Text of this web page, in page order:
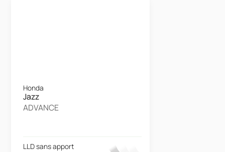
Honda
Jazz
ADVANCE
LLD sans apport